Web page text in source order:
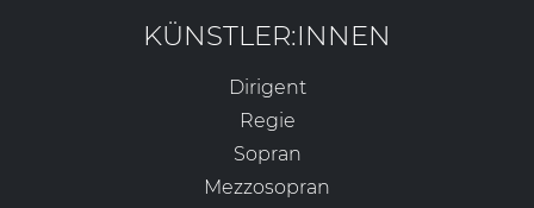
KÜNSTLER:INNEN
Dirigent
Regie
Sopran
Mezzosopran